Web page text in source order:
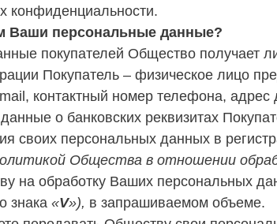
конфиденциальности.
Ваши персональные данные?
покупателей Общество получает
Покупатель – физическое лицо
контактный номер телефона, адрес
о банковских реквизитах
своих персональных данных в
Общества в отношении
на обработку Ваших персональных
знака «V»), в запрашиваемом объеме.